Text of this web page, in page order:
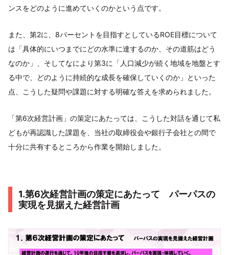
ンスをどのように進めていくのかという点です。
また、第2に、8パーセントを目指すとしているROE目標について
は「具体的にいつまでにどの水準に達するのか、その道筋はどう
なのか」、そしてなにより第3に「人口減少が続く地域を地盤とす
る中で、どのように持続的な成長を確保していくのか」といった
点、こうした疑問や課題に対する明確な答えを求められました。
「第6次経営計画」の策定にあたっては、こうした対話を通じて私
どもが再認識した課題を、当社の取締役会や銀行子会社との間で
十分に共有するところから作業を開始しました。
1.第6次経営計画の策定にあたって パーパスの
実現を見据えた経営計画